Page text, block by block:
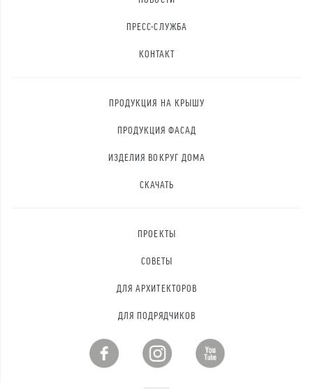
ПРЕСС-СЛУЖБА
КОНТАКТ
ПРОДУКЦИЯ НА КРЫШУ
ПРОДУКЦИЯ ФАСАД
ИЗДЕЛИЯ ВОКРУГ ДОМА
СКАЧАТЬ
ПРОЕКТЫ
СОВЕТЫ
ДЛЯ АРХИТЕКТОРОВ
ДЛЯ ПОДРЯДЧИКОВ